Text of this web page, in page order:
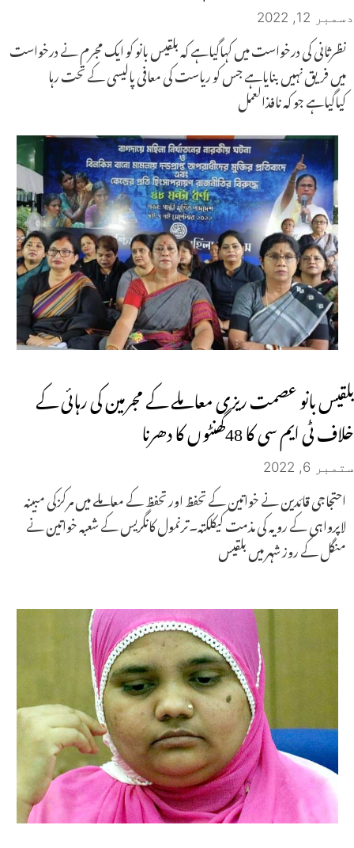
دسمبر 12, 2022
نظرثانی کی درخواست میں کہاگیاہے کہ بلقیس بانو کو ایک مجرم نے درخواست
میں فریق نہیں بنایاہے جس کو ریاست کی معافی پالیسی کے تحت رہا
کیاگیاہے جو کہ نافذالعمل
بلقیس بانو عصمت ریزی معاملے کے مجرمین کی رہائی کے
خلاف ٹی ایم سی کا 48گھنٹوں کا دھرنا
ستمبر 6, 2022
احتجاجی قائدین نے خواتین کے تحفظ اور تحفظ کے معاملے میں مرکزکی مبینہ
لاپرواہی کے رویہ کی مذمت کیکلکتہ۔ترنمول کانگریس کے شعبہ خواتین نے
منگل کے روز شہر میں بلقیس